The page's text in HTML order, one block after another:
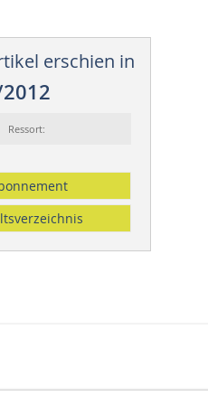
erschien in
Ressort: